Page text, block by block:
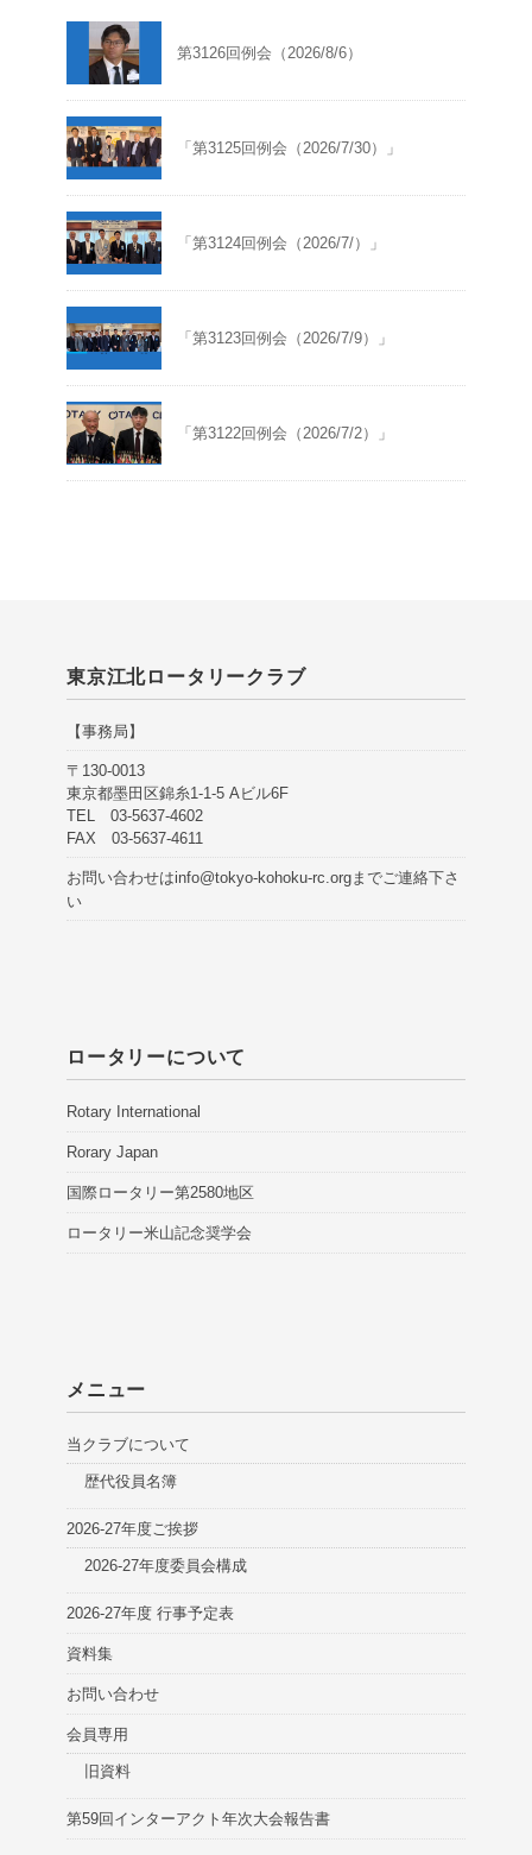
第3126回例会（2026/8/6）
「第3125回例会（2026/7/30）」
「第3124回例会（2026/7/）」
「第3123回例会（2026/7/9）」
「第3122回例会（2026/7/2）」
東京江北ロータリークラブ
【事務局】
〒130-0013
東京都墨田区錦糸1-1-5 Aビル6F
TEL 03-5637-4602
FAX 03-5637-4611
お問い合わせはinfo@tokyo-kohoku-rc.org までご連絡下さ
い
ロータリーについて
Rotary International
Rorary Japan
国際ロータリー第2580地区
ロータリー米山記念奨学会
メニュー
当クラブについて
歴代役員名簿
2026-27年度ご挨拶
2026-27年度委員会構成
2026-27年度 行事予定表
資料集
お問い合わせ
会員専用
旧資料
第59回インターアクト年次大会報告書